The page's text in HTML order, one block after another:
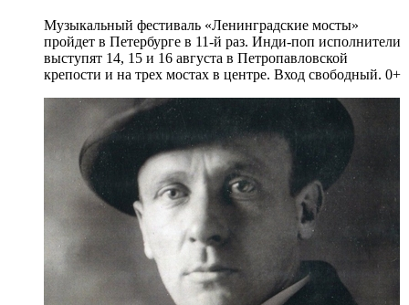
Музыкальный фестиваль «Ленинградские мосты»
пройдет в Петербурге в 11-й раз. Инди-поп исполнители
выступят 14, 15 и 16 августа в Петропавловской
крепости и на трех мостах в центре. Вход свободный. 0+